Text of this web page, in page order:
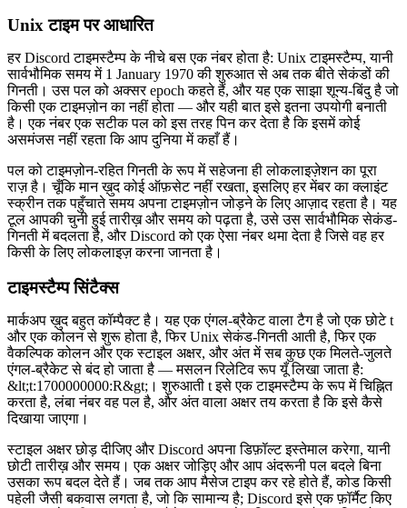
Unix टाइम पर आधारित
हर Discord टाइमस्टैम्प के नीचे बस एक नंबर होता है: Unix टाइमस्टैम्प, यानी
सार्वभौमिक समय में 1 January 1970 की शुरुआत से अब तक बीते सेकंडों की
गिनती। उस पल को अक्सर epoch कहते हैं, और यह एक साझा शून्य-बिंदु है जो
किसी एक टाइमज़ोन का नहीं होता — और यही बात इसे इतना उपयोगी बनाती
है। एक नंबर एक सटीक पल को इस तरह पिन कर देता है कि इसमें कोई
असमंजस नहीं रहता कि आप दुनिया में कहाँ हैं।
पल को टाइमज़ोन-रहित गिनती के रूप में सहेजना ही लोकलाइज़ेशन का पूरा
राज़ है। चूँकि मान ख़ुद कोई ऑफ़सेट नहीं रखता, इसलिए हर मेंबर का क्लाइंट
स्क्रीन तक पहुँचाते समय अपना टाइमज़ोन जोड़ने के लिए आज़ाद रहता है। यह
टूल आपकी चुनी हुई तारीख़ और समय को पढ़ता है, उसे उस सार्वभौमिक सेकंड-
गिनती में बदलता है, और Discord को एक ऐसा नंबर थमा देता है जिसे वह हर
किसी के लिए लोकलाइज़ करना जानता है।
टाइमस्टैम्प सिंटैक्स
मार्कअप ख़ुद बहुत कॉम्पैक्ट है। यह एक एंगल-ब्रैकेट वाला टैग है जो एक छोटे t
और एक कोलन से शुरू होता है, फिर Unix सेकंड-गिनती आती है, फिर एक
वैकल्पिक कोलन और एक स्टाइल अक्षर, और अंत में सब कुछ एक मिलते-जुलते
एंगल-ब्रैकेट से बंद हो जाता है — मसलन रिलेटिव रूप यूँ लिखा जाता है:
&lt;t:1700000000:R&gt;। शुरुआती t इसे एक टाइमस्टैम्प के रूप में चिह्नित
करता है, लंबा नंबर वह पल है, और अंत वाला अक्षर तय करता है कि इसे कैसे
दिखाया जाएगा।
स्टाइल अक्षर छोड़ दीजिए और Discord अपना डिफ़ॉल्ट इस्तेमाल करेगा, यानी
छोटी तारीख़ और समय। एक अक्षर जोड़िए और आप अंदरूनी पल बदले बिना
उसका रूप बदल देते हैं। जब तक आप मैसेज टाइप कर रहे होते हैं, कोड किसी
पहेली जैसी बकवास लगता है, जो कि सामान्य है; Discord इसे एक फ़ॉर्मैट किए